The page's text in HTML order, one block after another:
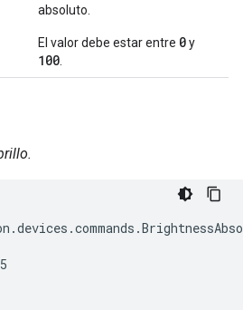
absoluto.
El valor debe estar entre 0y
100